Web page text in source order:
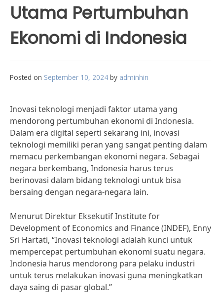
Utama Pertumbuhan
Ekonomi di Indonesia
Posted on September 10, 2024 by adminhin
Inovasi teknologi menjadi faktor utama yang
mendorong pertumbuhan ekonomi di Indonesia.
Dalam era digital seperti sekarang ini, inovasi
teknologi memiliki peran yang sangat penting dalam
memacu perkembangan ekonomi negara. Sebagai
negara berkembang, Indonesia harus terus
berinovasi dalam bidang teknologi untuk bisa
bersaing dengan negara-negara lain.
Menurut Direktur Eksekutif Institute for
Development of Economics and Finance (INDEF), Enny
Sri Hartati, “Inovasi teknologi adalah kunci untuk
mempercepat pertumbuhan ekonomi suatu negara.
Indonesia harus mendorong para pelaku industri
untuk terus melakukan inovasi guna meningkatkan
daya saing di pasar global.”